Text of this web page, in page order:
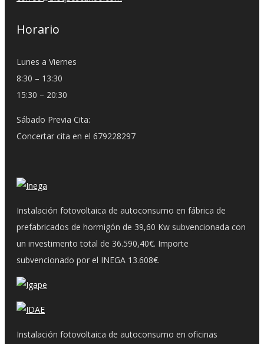
Horario
Lunes a Viernes
8:30 – 13:30
15:30 – 20:30
Sábado Previa Cita:
Concertar cita en el 679228297
Instalación fotovoltaica de autoconsumo en fábrica de
prefabricados de hormigón de 39,60 Kw subvencionada con
un investimento total de 36.590,40€. Importe
subvencionado por el INEGA 13.608€.
Instalación fotovoltaica de autoconsumo en oficinas